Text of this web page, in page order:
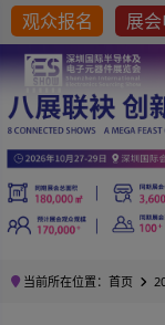
观众报名 展
当前所在位置： 首页